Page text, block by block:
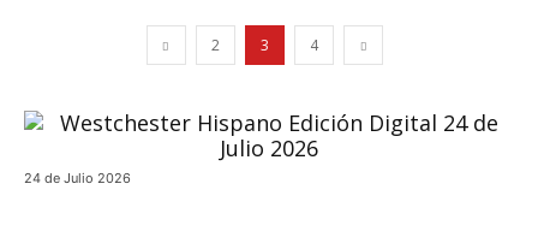
2 3 4
24 de Julio 2026